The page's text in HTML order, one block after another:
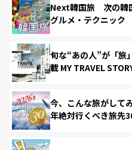
Next韓国旅 次の韓
グルメ・テクニック
旬な“あの人”が「旅
載 MY TRAVEL
今、こんな旅がして
年絶対行くべき旅先